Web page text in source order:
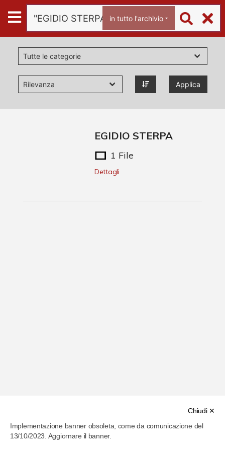
Archivio
Ferrari
Archivio Digitale
Chi è Paolo Ferrari
in tutto l'archivio
Applica
EGIDIO STERPA
1 File
Dettagli
© 2026
Archivio Ferrari è un progetto di Genus Bononiae -
Musei della città di Bologna
Chiudi ✕
Implementazione banner obsoleta, come da comunicazione del
13/10/2023. Aggiornare il banner.